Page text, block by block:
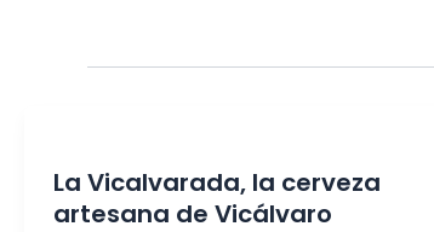
La Vicalvarada, la cerveza
artesana de Vicálvaro